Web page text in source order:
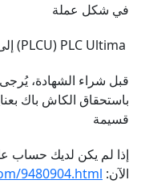
في شكل عملة
قبل شراء الشهادة،
باستحقاق الكاش باك
قسيمة
الآن: 9480904.html